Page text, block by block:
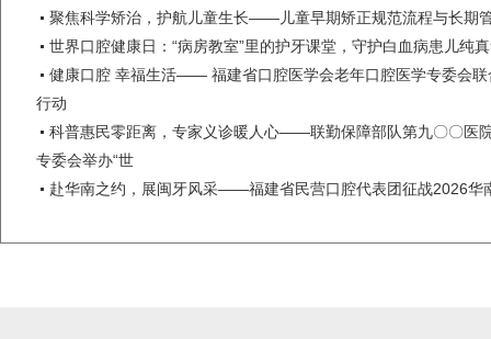
聚焦科学矫治，护航儿童生长——儿童早期矫正规范流程与长期
世界口腔健康日：“病房教室”里的护牙课堂，守护白血病患儿纯
健康口腔 幸福生活—— 福建省口腔医学会老年口腔医学专委会
行动
科普惠民零距离，专家义诊暖人心——联勤保障部队第九〇〇医
专委会举办“世
赴华南之约，展闽牙风采——福建省民营口腔代表团征战2026华